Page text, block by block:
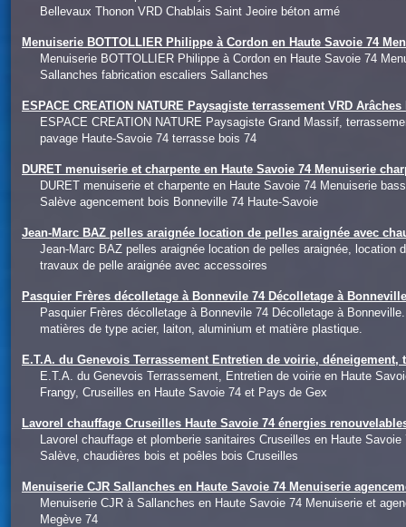
Bellevaux Thonon VRD Chablais Saint Jeoire béton armé
Menuiserie BOTTOLLIER Philippe à Cordon en Haute Savoie 74
Menuiserie BOTTOLLIER Philippe à Cordon en Haute Savoie 74
Sallanches fabrication escaliers Sallanches
ESPACE CREATION NATURE Paysagiste terrassement VRD
ESPACE CREATION NATURE Paysagiste Grand Massif,
pavage Haute-Savoie 74 terrasse bois 74
DURET menuiserie et charpente en Haute Savoie 74 Menuiserie
DURET menuiserie et charpente en Haute Savoie 74 Menuiserie
Salève agencement bois Bonneville 74 Haute-Savoie
Jean-Marc BAZ pelles araignée location de pelles araignée avec
Jean-Marc BAZ pelles araignée location de pelles araignée,
travaux de pelle araignée avec accessoires
Pasquier Frères décolletage à Bonnevile 74 Décolletage à
Pasquier Frères décolletage à Bonnevile 74 Décolletage à
matières de type acier, laiton, aluminium et matière plastique.
E.T.A. du Genevois Terrassement Entretien de voirie, déneigement,
E.T.A. du Genevois Terrassement, Entretien de voirie en Haute
Frangy, Cruseilles en Haute Savoie 74 et Pays de Gex
Lavorel chauffage Cruseilles Haute Savoie 74 énergies
Lavorel chauffage et plomberie sanitaires Cruseilles en Haute
Salève, chaudières bois et poêles bois Cruseilles
Menuiserie CJR Sallanches en Haute Savoie 74 Menuiserie
Menuiserie CJR à Sallanches en Haute Savoie 74 Menuiserie et
Megève 74